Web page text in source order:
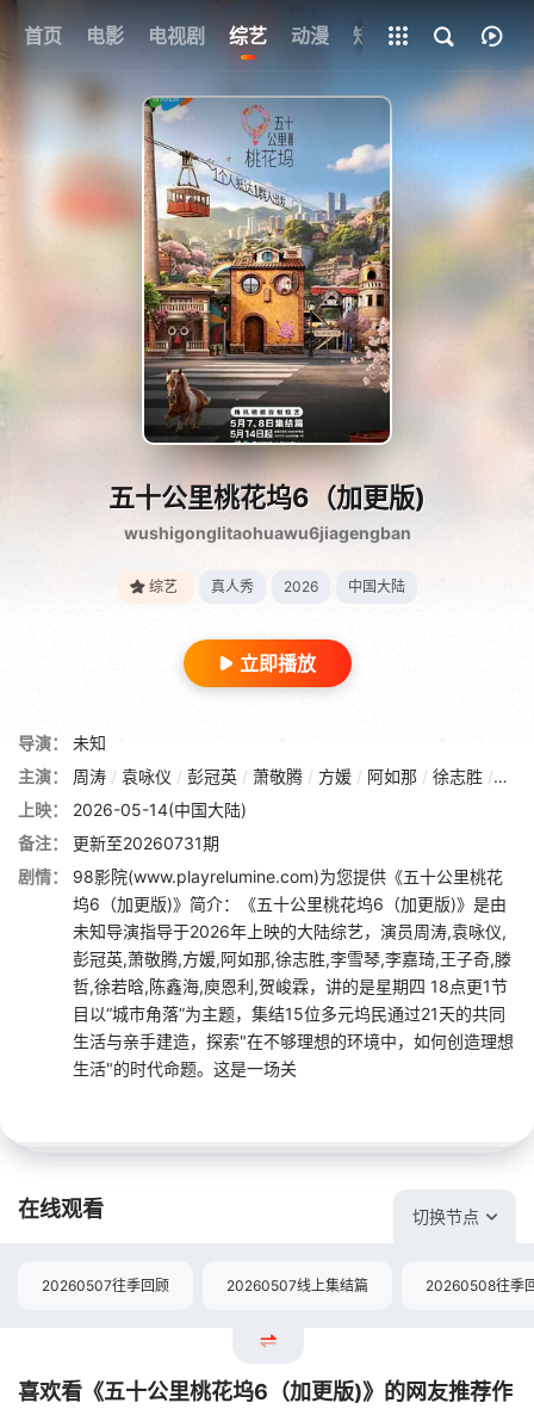
首页 电影 电视剧 综艺 动漫 短剧
全部影片
五十公里桃花坞6（加更版)
wushigonglitaohuawu6jiagengban
综艺 真人秀 2026 中国大陆
立即播放
导演：
未知
主演：
周涛 / 袁咏仪 / 彭冠英 / 萧敬腾 / 方媛 / 阿如那 / 徐志胜 / 李
上映：
2026-05-14(中国大陆)
备注：
更新至20260731期
剧情：
98影院(www.playrelumine.com)为您提供《五十公里桃花
坞6（加更版)》简介：《五十公里桃花坞6（加更版)》是由
未知导演指导于2026年上映的大陆综艺，演员周涛,袁咏仪,
彭冠英,萧敬腾,方媛,阿如那,徐志胜,李雪琴,李嘉琦,王子奇,滕
哲,徐若晗,陈鑫海,庾恩利,贺峻霖，讲的是星期四 18点更1节
目以“城市角落”为主题，集结15位多元坞民通过21天的共同
生活与亲手建造，探索"在不够理想的环境中，如何创造理想
生活"的时代命题。这是一场关
在线观看 切换节点
20260507往季回顾 20260507线上集结篇 20260508往季
喜欢看《五十公里桃花坞6（加更版)》的网友推荐作